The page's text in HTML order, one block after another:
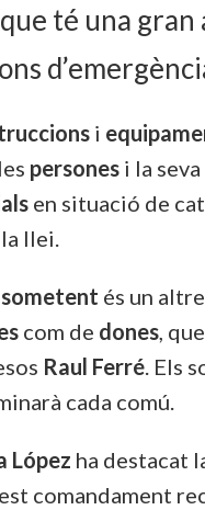
té una
i
persones i la seva
en situació de
llei.
sometent és un
com de dones,
Raul Ferré. Els
cada comú.
López ha destacat
comandament